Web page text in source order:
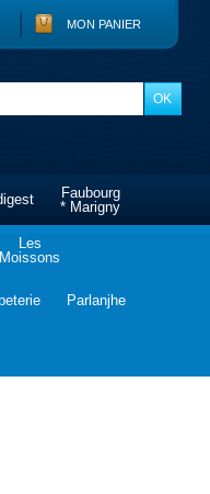
MON PANIER
Faubourg
* Marigny
Les
Moissons
Parlanjhe